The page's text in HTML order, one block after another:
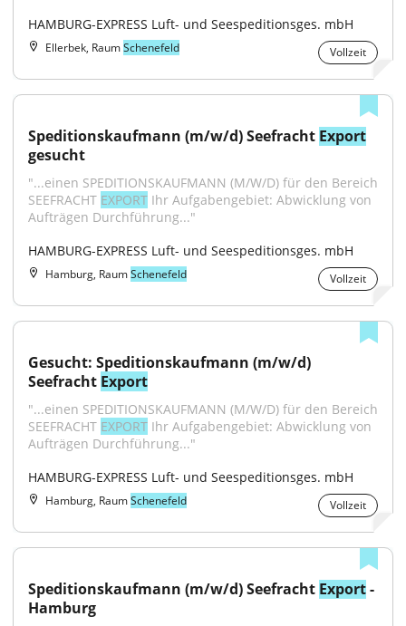
HAMBURG-EXPRESS Luft- und Seespeditionsges. mbH
Ellerbek, RaumSchenefeld Vollzeit
Speditionskaufmann (m/w/d) Seefracht Export
gesucht
"...einen SPEDITIONSKAUFMANN (M/W/D) für den Bereich
SEEFRACHT EXPORT Ihr Aufgabengebiet: Abwicklung von
Aufträgen Durchführung..."
HAMBURG-EXPRESS Luft- und Seespeditionsges. mbH
Hamburg, RaumSchenefeld Vollzeit
Gesucht: Speditionskaufmann (m/w/d)
Seefracht Export
"...einen SPEDITIONSKAUFMANN (M/W/D) für den Bereich
SEEFRACHT EXPORT Ihr Aufgabengebiet: Abwicklung von
Aufträgen Durchführung..."
HAMBURG-EXPRESS Luft- und Seespeditionsges. mbH
Hamburg, RaumSchenefeld Vollzeit
Speditionskaufmann (m/w/d) Seefracht Export -
Hamburg